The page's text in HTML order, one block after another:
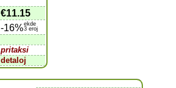
€11.15
-16%ekde
3 eroj
pritaksi
detaloj